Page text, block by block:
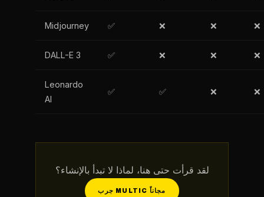
Midjourney ✅ ❌ ❌ ❌
DALL-E 3 ✅ ❌ ❌ ❌
Leonardo
AI
✅ ✅ ❌ ❌
لقد قرأت حتى هنا، لماذا لا تبدأ بالإنشاء؟
جرب MULTIC مجاناً